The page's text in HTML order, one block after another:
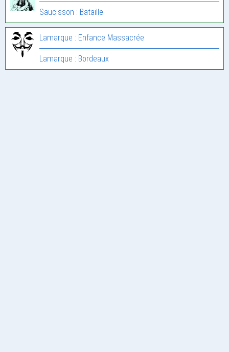
Saucisson : Bataille
Lamarque : Enfance Massacrée
Lamarque : Bordeaux